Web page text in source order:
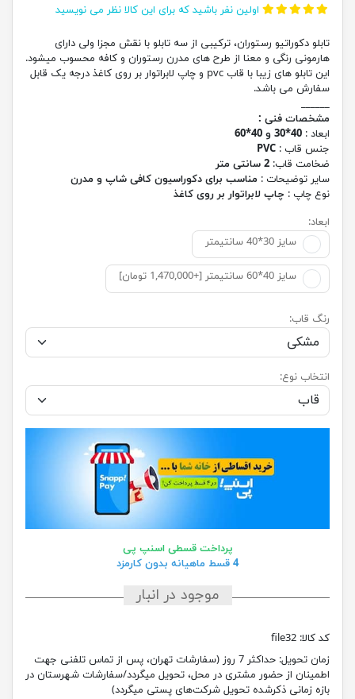
اولین نفر باشید که برای این کالا نظر می نویسید
تابلو دکوراتیو رستوران، ترکیبی از سه تابلو با نقش مجزا ولی دارای
هارمونی رنگی و معنا از طرح های مدرن رستوران و کافه محسوب میشود.
این تابلو های زیبا با قاب pvc و چاپ لابراتوار بر روی کاغذ درجه یک قابل
سفارش می باشد.
______
مشخصات فنی :
ابعاد : 40*30 و 40*60
جنس قاب : PVC
ضخامت قاب: 2 سانتی متر
سایر توضیحات : مناسب برای دکوراسیون کافی شاپ و مدرن
نوع چاپ : چاپ لابراتوار بر روی کاغذ
ابعاد:
سایز 30*40 سانتیمتر
سایز 40*60 سانتیمتر [+1,470,000 تومان]
رنگ قاب:
انتخاب نوع:
پرداخت قسطی اسنپ پی
4 قسط ماهیانه بدون کارمزد
موجود در انبار
کد کالا: file32
زمان تحویل:
حداکثر 7 روز (سفارشات تهران، پس از تماس تلفنی جهت
اطمینان از حضور مشتری در محل، تحویل میگردد/سفارشات شهرستان در
بازه زمانی ذکرشده تحویل شرکت‌های پستی میگردد)